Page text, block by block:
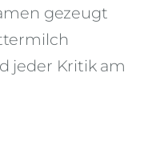
gezeugt
jeder Kritik am